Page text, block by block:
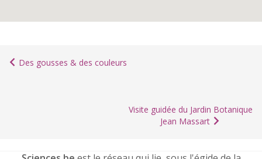
Des gousses & des couleurs
Visite guidée du Jardin Botanique
Jean Massart